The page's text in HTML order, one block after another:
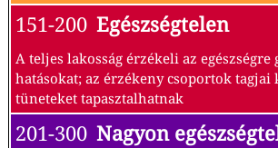
151-200 Egészségtelen
A teljes lakosság érzékeli az
hatásokat; az érzékeny csoportok tagjai
tüneteket tapasztalhatnak
201-300 Nagyon